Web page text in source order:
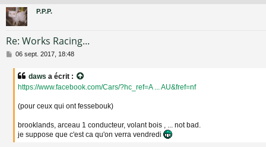
g
e
P.P.P.
Re: Works Racing...
M
06 sept. 2017, 18:48
daws a écrit :
https://www.facebook.com/Cars/?hc_ref=A ... AU&fref=nf
(pour ceux qui ont fessebouk)
brooklands, arceau 1 conducteur, volant bois , ... not bad.
je suppose que c'est ca qu'on verra vendredi